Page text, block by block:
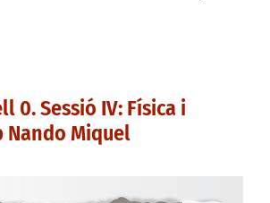
0. Sessió IV: Física i
Nando Miquel